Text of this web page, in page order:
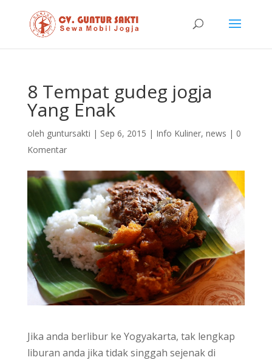
8 Tempat gudeg jogja
Yang Enak
oleh guntursakti | Sep 6, 2015 | Info Kuliner, news | 0
Komentar
Jika anda berlibur ke Yogyakarta, tak lengkap
liburan anda jika tidak singgah sejenak di